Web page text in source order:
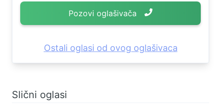
Pozovi oglašivača
Ostali oglasi od ovog oglašivaca
Slični oglasi